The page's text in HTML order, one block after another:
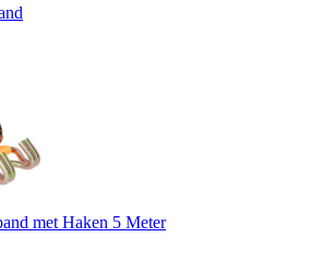
met Haken 5 Meter